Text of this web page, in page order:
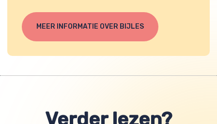
MEER INFORMATIE OVER BIJLES
Verder lezen?